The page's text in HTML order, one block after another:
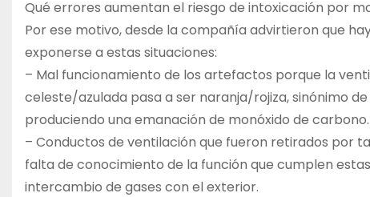
Qué errores aumentan el riesgo de intoxicación por
Por ese motivo, desde la compañía advirtieron que
exponerse a estas situaciones:
– Mal funcionamiento de los artefactos porque la
celeste/azulada pasa a ser naranja/rojiza, sinónimo
produciendo una emanación de monóxido de carbono.
– Conductos de ventilación que fueron retirados por
falta de conocimiento de la función que cumplen
intercambio de gases con el exterior.